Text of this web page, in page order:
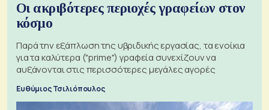
Οι ακριβότερες περιοχές γραφείων στον
κόσμο
Παρά την εξάπλωση της υβριδικής εργασίας, τα ενοίκια
για τα καλύτερα ("prime") γραφεία συνεχίζουν να
αυξάνονται στις περισσότερες μεγάλες αγορές
Ευθύμιος Τσιλιόπουλος